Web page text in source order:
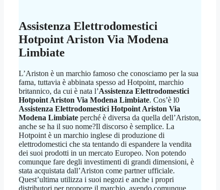
Assistenza Elettrodomestici
Hotpoint Ariston Via Modena
Limbiate
L’Ariston è un marchio famoso che conosciamo per la sua
fama, tuttavia è abbinata spesso ad Hotpoint, marchio
britannico, da cui è nata l’Assistenza Elettrodomestici
Hotpoint Ariston Via Modena Limbiate. Cos’è l0
Assistenza Elettrodomestici Hotpoint Ariston Via
Modena Limbiate perché è diversa da quella dell’Ariston,
anche se ha il suo nome?Il discorso è semplice. La
Hotpoint è un marchio inglese di produzione di
elettrodomestici che sta tentando di espandere la vendita
dei suoi prodotti in un mercato Europeo. Non potendo
comunque fare degli investimenti di grandi dimensioni, è
stata acquistata dall’Ariston come partner ufficiale.
Quest’ultima utilizza i suoi negozi e anche i propri
distributori per proporre il marchio, avendo comunque